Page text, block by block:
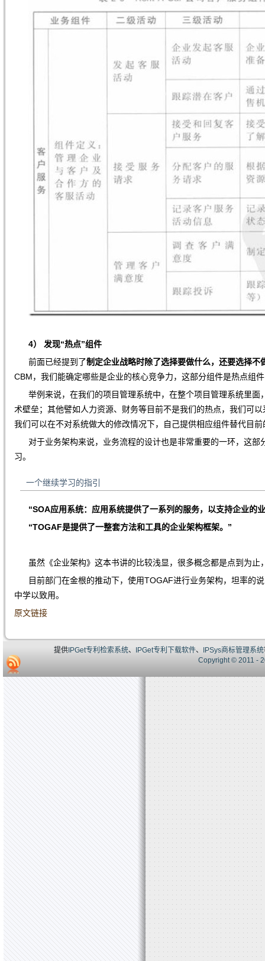
4） 发现“热点”组件
前面已经提到了制定企业战略时除了选择要做什么，还要选择
CBM，我们能确定哪些是企业的核心竞争力，这部分组件是热点组
举例来说，在我们的项目管理系统中，在整个项目管理系统里面
术壁垒；其他譬如人力资源、财务等目前不是我们的热点，我们可
我们可以在不对系统做大的修改情况下，自己提供相应组件替代目前
对于业务架构来说，业务流程的设计也是非常重要的一环，这部
习。
一个继续学习的指引
“SOA应用系统：应用系统提供了一系列的服务，以支持企业的
“TOGAF是提供了一整套方法和工具的企业架构框架。”
虽然《企业架构》这本书讲的比较浅显，很多概念都是点到为止
目前部门在金根的推动下，使用TOGAF进行业务架构，坦率的
中学以致用。
原文链接
提供IPGet专利检索系统、 IPGet专利下载软件、 IPSys商标管理系统
Copyright © 2011 -